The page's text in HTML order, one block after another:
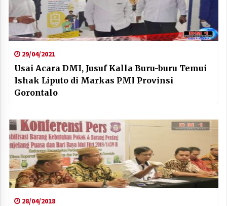
29/04/2021
Usai Acara DMI, Jusuf Kalla Buru-buru Temui
Ishak Liputo di Markas PMI Provinsi
Gorontalo
28/04/2018